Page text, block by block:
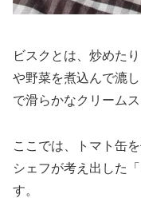
ビスクとは、炒めた
や野菜を煮込んで漉
で滑らかなクリーム
ここでは、トマト缶
シェフが考え出した
す。